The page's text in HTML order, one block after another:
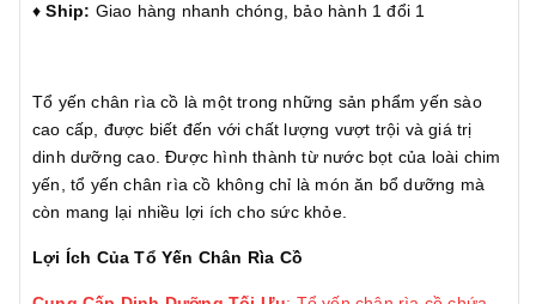
♦️Ship: Giao hàng nhanh chóng, bảo hành 1 đổi 1
Tổ yến chân rìa cồ là một trong những sản phẩm yến sào
cao cấp, được biết đến với chất lượng vượt trội và giá trị
dinh dưỡng cao. Được hình thành từ nước bọt của loài chim
yến, tổ yến chân rìa cồ không chỉ là món ăn bổ dưỡng mà
còn mang lại nhiều lợi ích cho sức khỏe.
Lợi Ích Của Tổ Yến Chân Rìa Cồ